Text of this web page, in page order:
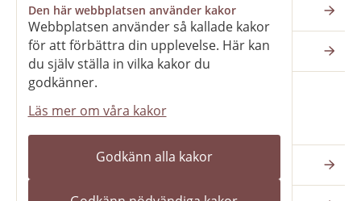
Den här webbplatsen använder kakor
Webbplatsen använder så kallade kakor
för att förbättra din upplevelse. Här kan
du själv ställa in vilka kakor du
godkänner.
Läs mer om våra kakor
Godkänn alla kakor
Nyhetsbrev
Pressrum
Våra webbplatser
Katedralskolan